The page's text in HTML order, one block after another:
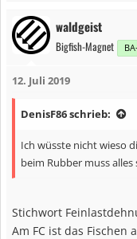
waldgeist
Bigfish-Magnet
12. Juli 2019
DenisF86 schrieb:
Ich wüsste nicht wieso
beim Rubber muss
Stichwort
Am FC ist das